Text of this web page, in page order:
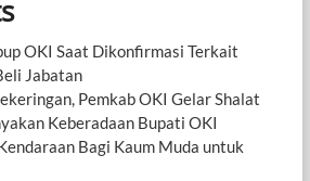
OKI Saat Dikonfirmasi Terkait
Jabatan
Pemkab OKI Gelar Shalat
Keberadaan Bupati OKI
Bagi Kaum Muda untuk